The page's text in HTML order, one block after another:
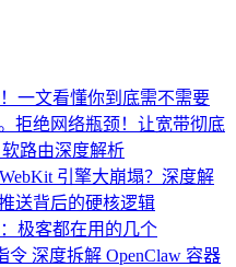
一文看懂你到底需不需要
拒绝网络瓶颈！让宽带彻底
软路由深度解析
引擎大崩塌？深度解
送背后的硬核逻辑
极客都在用的几个
令 深度拆解 OpenClaw 容器